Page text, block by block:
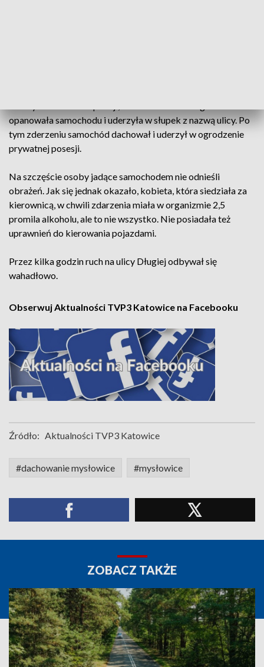
opanowała samochodu i uderzyła w słupek z nazwą ulicy. Po
tym zderzeniu samochód dachował i uderzył w ogrodzenie
prywatnej posesji.
Na szczęście osoby jadące samochodem nie odnieśli
obrażeń. Jak się jednak okazało, kobieta, która siedziała za
kierownicą, w chwili zdarzenia miała w organizmie 2,5
promila alkoholu, ale to nie wszystko. Nie posiadała też
uprawnień do kierowania pojazdami.
Przez kilka godzin ruch na ulicy Długiej odbywał się
wahadłowo.
Obserwuj Aktualności TVP3 Katowice na Facebooku
Źródło: Aktualności TVP3 Katowice
#dachowanie mysłowice #mysłowice
ZOBACZ TAKŻE